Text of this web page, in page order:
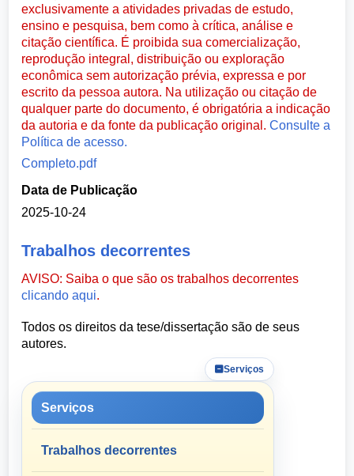
exclusivamente a atividades privadas de estudo,
ensino e pesquisa, bem como à crítica, análise e
citação científica. É proibida sua comercialização,
reprodução integral, distribuição ou exploração
econômica sem autorização prévia, expressa e por
escrito da pessoa autora. Na utilização ou citação de
qualquer parte do documento, é obrigatória a indicação
da autoria e da fonte da publicação original.Consulte a
Política de acesso.
Completo.pdf
Data de Publicação
2025-10-24
Trabalhos decorrentes
AVISO: Saiba o que são os trabalhos decorrentes
clicando aqui.
Todos os direitos da tese/dissertação são de seus
autores.
Serviços
Serviços
Trabalhos decorrentes